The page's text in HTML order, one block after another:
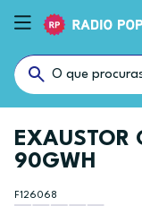
EXAUSTOR
90GWH
F126068